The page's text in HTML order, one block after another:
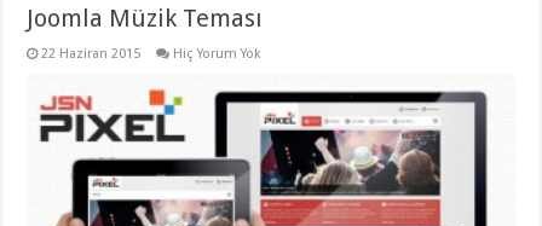
organizasyon,
gaziantep
evden
taşımacılık,
evden
taşımacılık
,
taşımacılık,
Joomla Müzik Teması
22 Haziran 2015 Hiç Yorum Yok